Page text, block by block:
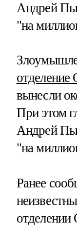
Андрей
"на
вынесли
При этом
Андрей
"на
Ранее